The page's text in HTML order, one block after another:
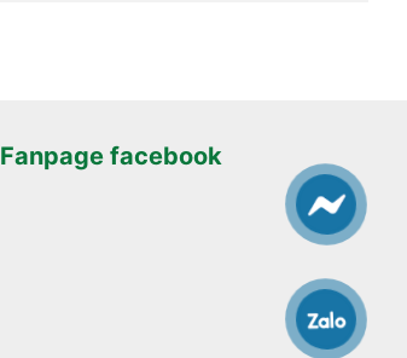
Fanpage facebook